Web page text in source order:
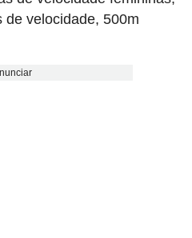
de velocidade, 500m